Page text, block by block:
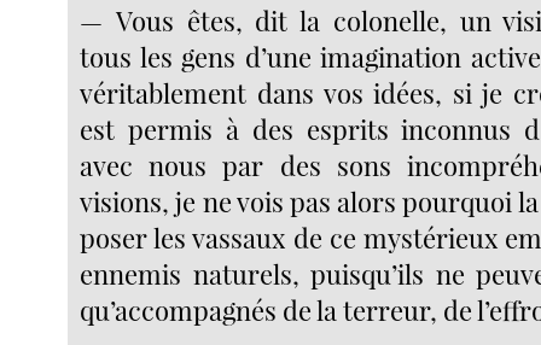
— Vous êtes, dit la colonelle, un
tous les gens d’une imagination
véritablement dans vos idées, si je
est permis à des esprits inconnus
avec nous par des sons
visions, je ne vois pas alors pourquoi
poser les vassaux de ce mystérieux
ennemis naturels, puisqu’ils ne
qu’accompagnés de la terreur, de